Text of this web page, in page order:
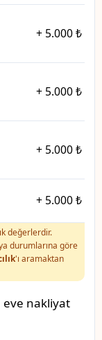
+ 5.000 ₺
+ 5.000 ₺
+ 5.000 ₺
+ 5.000 ₺
değerlerdir.
durumlarına göre
'ı aramaktan